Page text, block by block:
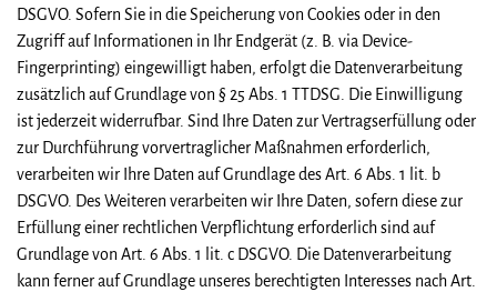
DSGVO. Sofern Sie in die Speicherung von Cookies oder in den
Zugriff auf Informationen in Ihr Endgerät (z. B. via Device-
Fingerprinting) eingewilligt haben, erfolgt die Datenverarbeitung
zusätzlich auf Grundlage von § 25 Abs. 1 TTDSG. Die Einwilligung
ist jederzeit widerrufbar. Sind Ihre Daten zur Vertragserfüllung oder
zur Durchführung vorvertraglicher Maßnahmen erforderlich,
verarbeiten wir Ihre Daten auf Grundlage des Art. 6 Abs. 1 lit. b
DSGVO. Des Weiteren verarbeiten wir Ihre Daten, sofern diese zur
Erfüllung einer rechtlichen Verpflichtung erforderlich sind auf
Grundlage von Art. 6 Abs. 1 lit. c DSGVO. Die Datenverarbeitung
kann ferner auf Grundlage unseres berechtigten Interesses nach Art.